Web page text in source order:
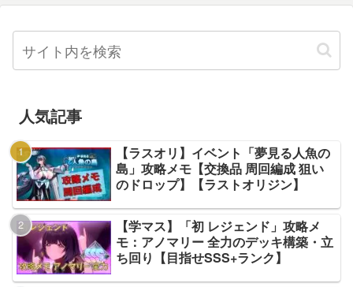
人気記事
【ラスオリ】イベント「夢見る人魚の
島」攻略メモ【交換品 周回編成 狙い
のドロップ】【ラストオリジン】
【学マス】「初 レジェンド」攻略メ
モ：アノマリー 全力のデッキ構築・立
ち回り【目指せSSS+ランク】